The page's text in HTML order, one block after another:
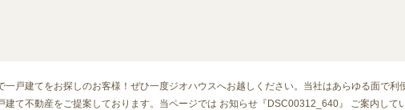
一戸建てをお探しのお客様！ぜひ一度ジオハウスへお越しください。当社はあらゆる面で利
建て不動産をご提案しております。当ページでは お知らせ『DSC00312_640』 ご案内して